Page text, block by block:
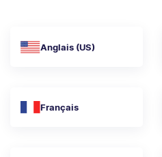
Anglais (US)
Français